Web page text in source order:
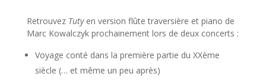
Retrouvez Tutyen version flûte traversière et piano de
Marc Kowalczyk prochainement lors de deux concerts :
Voyage conté dans la première partie du XXème
siècle (… et même un peu après)